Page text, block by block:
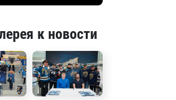
к новости